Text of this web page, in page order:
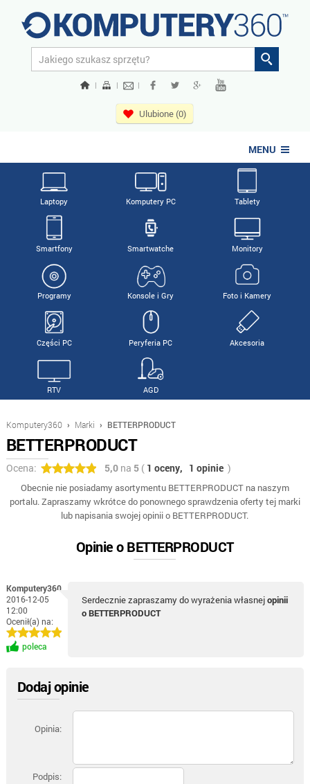
| | |
Ulubione (0)
MENU
Laptopy Komputery PC Tablety
Smartfony Smartwatche Monitory
Programy Konsole i Gry Foto i Kamery
Części PC Peryferia PC Akcesoria
RTV AGD
Komputery360 › Marki › BETTERPRODUCT
BETTERPRODUCT
Ocena: 5,0na 5( 1 oceny, 1 opinie )
Obecnie nie posiadamy asortymentu BETTERPRODUCT na naszym
portalu. Zapraszamy wkrótce do ponownego sprawdzenia oferty tej marki
lub napisania swojej opinii o BETTERPRODUCT.
Opinie o BETTERPRODUCT
Komputery360
2016-12-05
12:00
Ocenił(a) na:
poleca
Serdecznie zapraszamy do wyrażenia własnejopinii
o BETTERPRODUCT
Dodaj opinie
Opinia:
Podpis: